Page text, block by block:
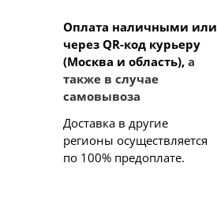
Оплата наличными или
через QR-код курьеру
(Москва и область), а
также в случае
самовывоза
Доставка в другие
регионы осуществляется
по 100% предоплате.